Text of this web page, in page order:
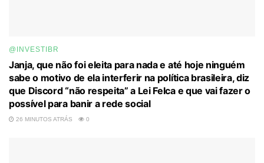
@INVESTIBR
Janja, que não foi eleita para nada e até hoje ninguém
sabe o motivo de ela interferir na política brasileira, diz
que Discord “não respeita” a Lei Felca e que vai fazer o
possível para banir a rede social
26 MINUTOS ATRÁS 0